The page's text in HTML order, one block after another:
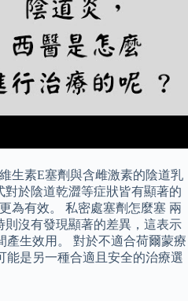
生素E塞劑與含雌激素的陰道乳
於陰道乾澀等症狀皆有顯著的
為有效。 私密處塞劑怎麼塞 兩
則沒有發現顯著的差異，這表示
產生效用。 對於不適合荷爾蒙療
能是另一種合適且安全的治療選